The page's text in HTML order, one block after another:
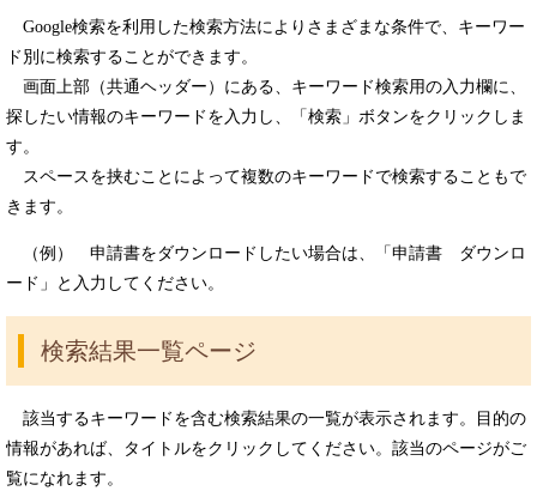
Google検索を利用した検索方法によりさまざまな条件で、キーワー
ド別に検索することができます。
画面上部（共通ヘッダー）にある、キーワード検索用の入力欄に、
探したい情報のキーワードを入力し、「検索」ボタンをクリックしま
す。
スペースを挟むことによって複数のキーワードで検索することもで
きます。
（例） 申請書をダウンロードしたい場合は、「申請書 ダウンロ
ード」と入力してください。
検索結果一覧ページ
該当するキーワードを含む検索結果の一覧が表示されます。目的の
情報があれば、タイトルをクリックしてください。該当のページがご
覧になれます。